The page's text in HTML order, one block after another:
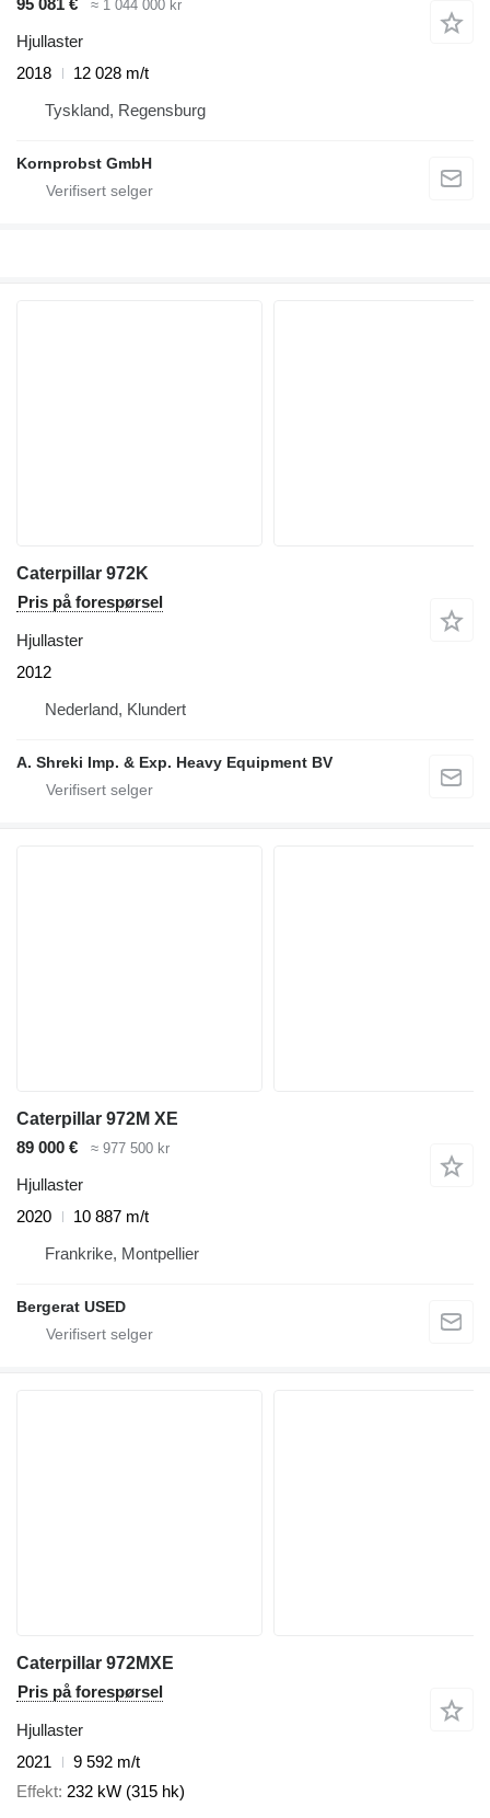
≈ 1 044 000 kr
Hjullaster
2018
12 028 m/t
Tyskland, Regensburg
Kornprobst GmbH
Caterpillar 972K
Pris på forespørsel
Hjullaster
2012
Nederland, Klundert
A. Shreki Imp. & Exp. Heavy Equipment BV
Caterpillar 972M XE
89 000 €
≈ 977 500 kr
Hjullaster
2020
10 887 m/t
Frankrike, Montpellier
Bergerat USED
Caterpillar 972MXE
Pris på forespørsel
Hjullaster
2021
9 592 m/t
Effekt 232 kW (315 hk)